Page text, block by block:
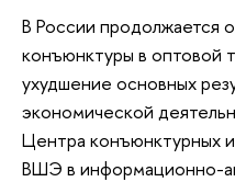
В России продолжается
конъюнктуры в оптовой
ухудшение основных
экономической
Центра
ВШЭ в информационно-